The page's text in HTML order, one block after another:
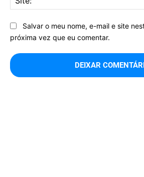
Salvar o meu nome, e-mail e site
próxima vez que eu comentar.